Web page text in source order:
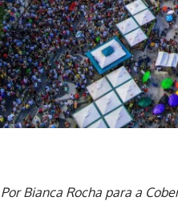
Por Bianca Rocha para a